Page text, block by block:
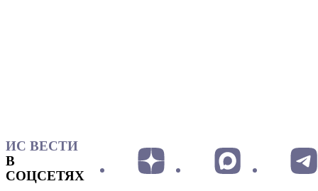
ИС ВЕСТИ
В
СОЦСЕТЯХ